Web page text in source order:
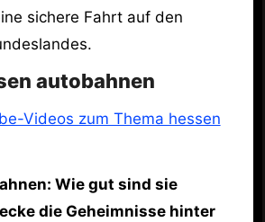
sichere Fahrt auf den
autobahnen
Videos zum Thema hessen
Wie gut sind sie
die Geheimnisse hinter